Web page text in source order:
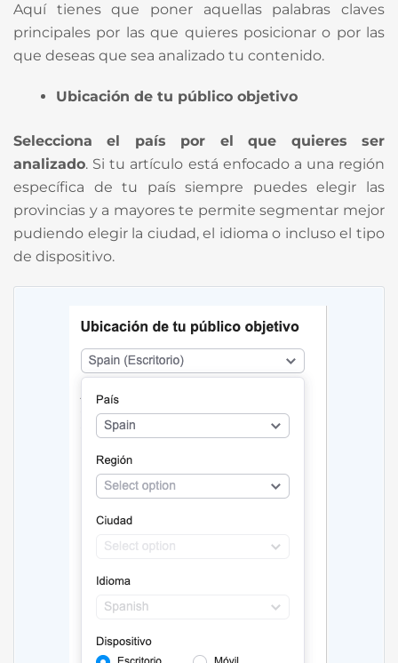
Aquí tienes que poner aquellas palabras claves
principales por las que quieres posicionar o por las
que deseas que sea analizado tu contenido.
Ubicación de tu público objetivo
Selecciona el país por el que quieres ser
analizado. Si tu artículo está enfocado a una región
específica de tu país siempre puedes elegir las
provincias y a mayores te permite segmentar mejor
pudiendo elegir la ciudad, el idioma o incluso el tipo
de dispositivo.